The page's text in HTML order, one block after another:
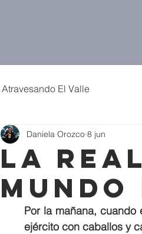
Atravesando El Valle
La
Daniela Orozco 8 jun
Por la mañana,
ejército con caballos y